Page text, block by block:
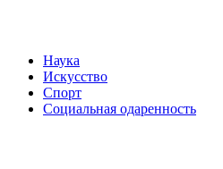
Наука
Искусство
Спорт
Социальная одаренность